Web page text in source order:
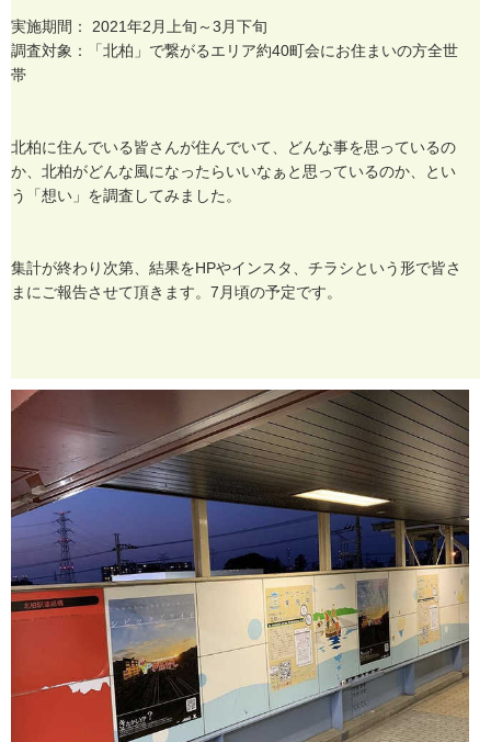
実施期間 ： 2021年2 月 上旬 ～3 月下旬
調査対象 ： 「北柏 」 で繋がるエ リ ア約40町会にお住 ま いの方全世
帯
北柏に住んでいる皆さ んが住んでいて どんな事を思っているの
か
北柏がどんな 風になった らいいな ぁ と 思っているのか と い
う
「想い 」 を調査 してみ ま した 。
集計が終わ り 次第 結果をHPやイ ンス タ チラシと いう形で皆さ
ま に ご報告させて頂き ます。 7 月頃の予定です。